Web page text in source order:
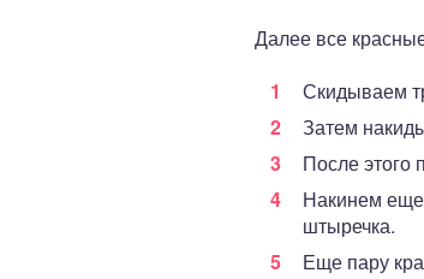
Далее все
Скидываем
Затем
После
Накинем еще
штыречка.
Еще пару